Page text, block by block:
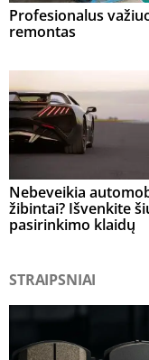
Profesionalus
remontas
Nebeveikia
žibintai? Išvenkite
pasirinkimo klaidų
STRAIPSNIAI